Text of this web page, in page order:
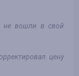
не вошли в свой
цену